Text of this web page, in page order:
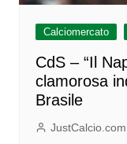
Calciomercato
CdS – “Il
clamorosa
Brasile
JustCalcio.com